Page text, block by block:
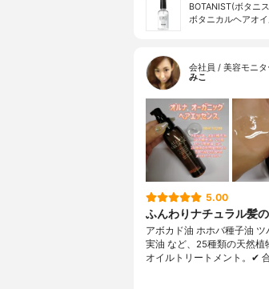
BOTANIST(ボタニ
ボタニカルヘアオ
会社員 / 美容モニタ
みこ
5.00
ふんわりナチュラル髪
アボカド油 ホホバ種子油
実油 など、25種類の天然
オイルトリートメント。✔